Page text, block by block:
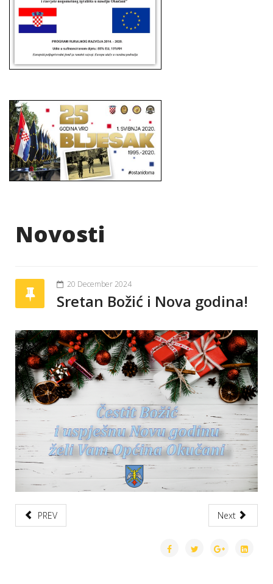
Novosti
20 December 2024
Sretan Božić i Nova godina!
PREV Next